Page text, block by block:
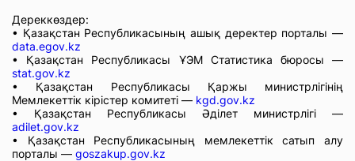
Дереккөздер:
• Қазақстан Республикасының ашық деректер порталы —
data.egov.kz
• Қазақстан Республикасы ҰЭМ Статистика бюросы —
stat.gov.kz
• Қазақстан Республикасы Қаржы министрлігінің
Мемлекеттік кірістер комитеті — kgd.gov.kz
• Қазақстан Республикасы Әділет министрлігі —
adilet.gov.kz
• Қазақстан Республикасының мемлекеттік сатып алу
порталы — goszakup.gov.kz